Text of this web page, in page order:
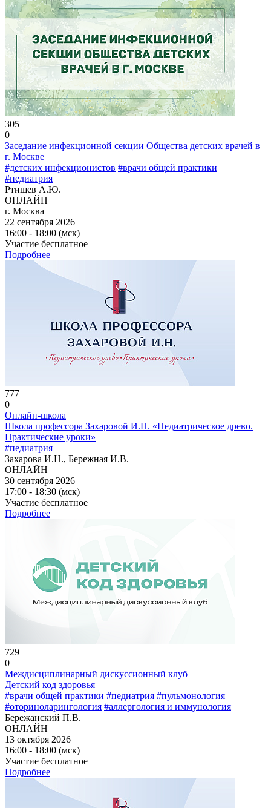
305
0
Заседание инфекционной секции Общества детских врачей в
г. Москве
#детских инфекционистов #врачи общей практики
#педиатрия
Ртищев А.Ю.
ОНЛАЙН
г. Москва
22 сентября 2026
16:00 - 18:00 (мск)
Участие бесплатное
Подробнее
777
0
Онлайн-школа
Школа профессора Захаровой И.Н. «Педиатрическое древо.
Практические уроки»
#педиатрия
Захарова И.Н., Бережная И.В.
ОНЛАЙН
30 сентября 2026
17:00 - 18:30 (мск)
Участие бесплатное
Подробнее
729
0
Междисциплинарный дискуссионный клуб
Детский код здоровья
#врачи общей практики #педиатрия #пульмонология
#оториноларингология #аллергология и иммунология
Бережанский П.В.
ОНЛАЙН
13 октября 2026
16:00 - 18:00 (мск)
Участие бесплатное
Подробнее